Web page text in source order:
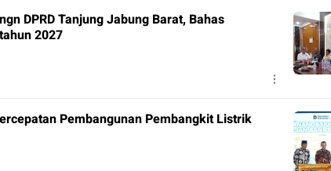
DPRD Tanjung Jabung Barat, Bahas
2027
Pembangunan Pembangkit Listrik